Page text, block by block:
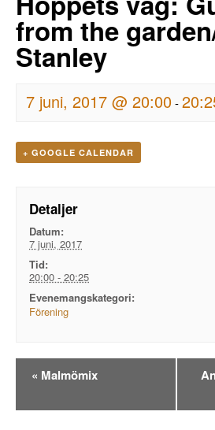
from the
Stanley
7 juni, 2017 @ 20:00-
+ GOOGLE CALENDAR
Detaljer
Datum:
7 juni, 2017
Tid:
20:00 - 20:25
Evenemangskategori:
Förening
Evenemangsnavigation
« Malmömix